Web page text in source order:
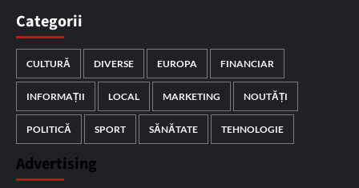
Categorii
CULTURĂ DIVERSE EUROPA FINANCIAR
INFORMAȚII LOCAL MARKETING NOUTĂȚI
POLITICĂ SPORT SĂNĂTATE TEHNOLOGIE
Advertising